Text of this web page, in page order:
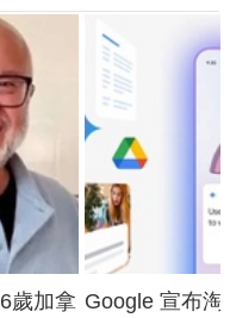
歲加拿 Google 宣布